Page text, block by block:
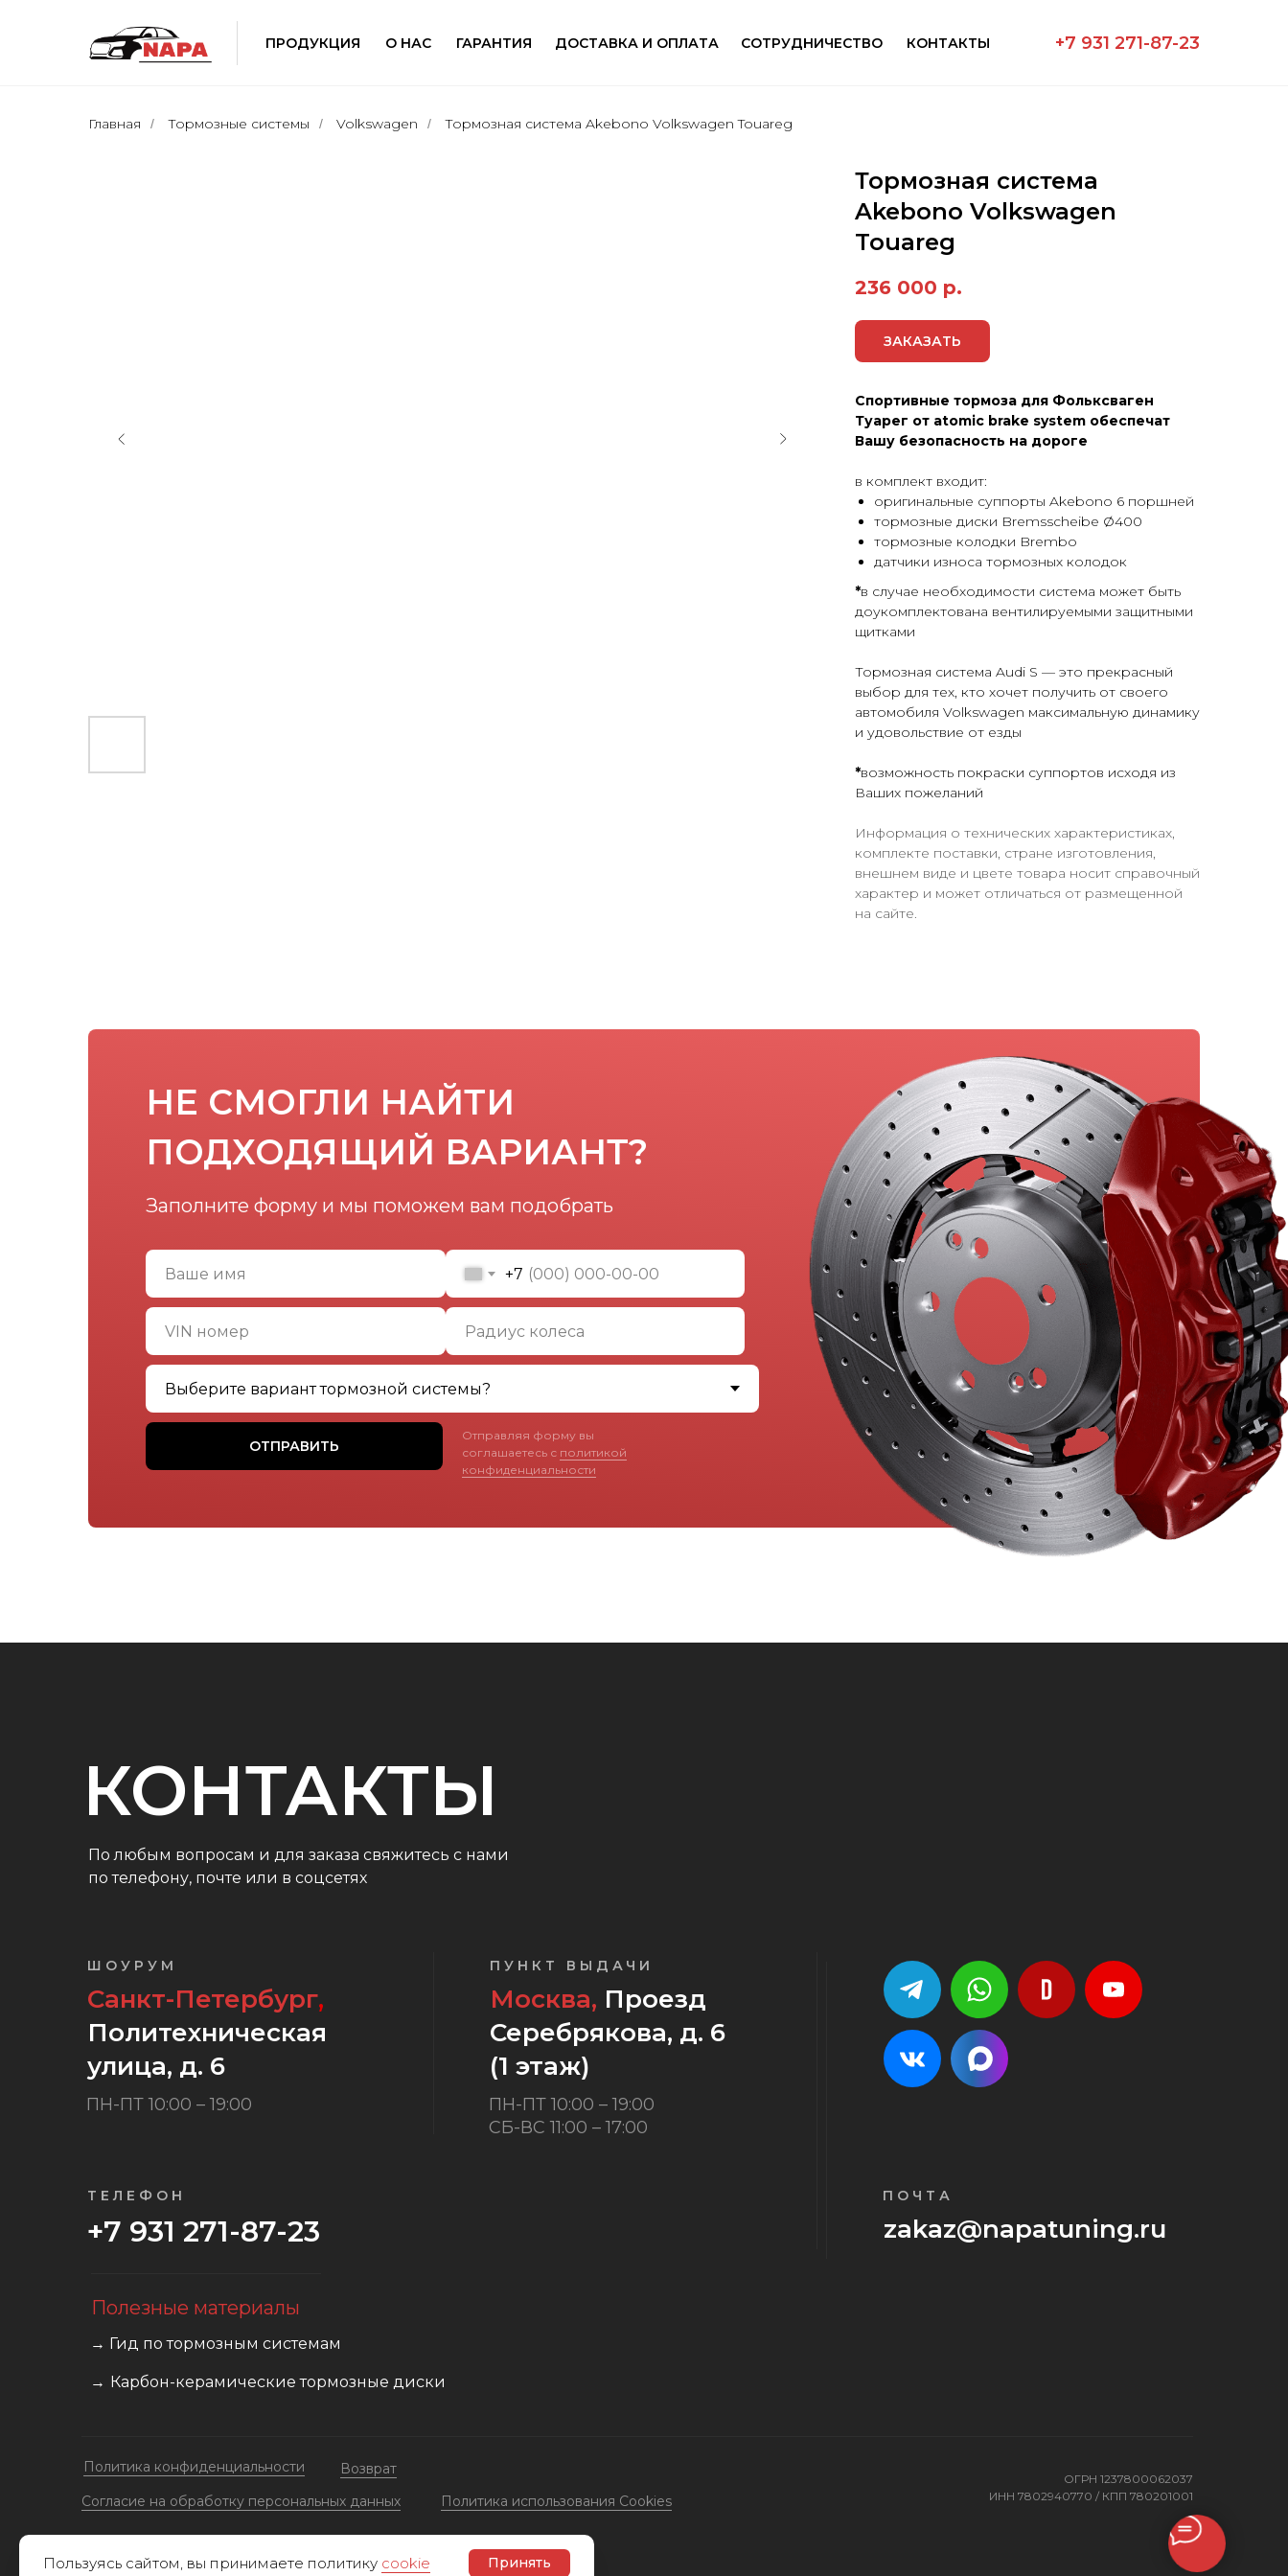
ПРОДУКЦИЯ ГАРАНТИЯ
О НАС КОНТАКТЫ
СОТРУДНИЧЕСТВО
ДОСТАВКА И ОПЛАТА +7 931 271-87-23
Главная / Тормозные системы / Volkswagen / Тормозная сиcтемa Akebono Volkswagen Touareg
Тормозная сиcтемa
Akebono Volkswagen
Touareg
236 000 р.
ЗАКАЗАТЬ
Спортивные тормоза для Фольксваген
Туарег от аtomic brake system обеспечат
Вашу безопасность на дороге
в комплект входит:
оригинальные суппорты Akebono 6 поршней
тормозные диски Bremsscheibe Ø400
тормозные колодки Brembo
датчики износа тормозных колодок
*в случае необходимости система может быть
доукомплектована вентилируемыми защитными
щитками
Тормозная система Audi S — это прекрасный
выбор для тех, кто хочет получить от своего
автомобиля Volkswagen максимальную динамику
и удовольствие от езды
*возможность покраски суппортов исходя из
Ваших пожеланий
Информация о технических характеристиках,
комплекте поставки, стране изготовления,
внешнем виде и цвете товара носит справочный
характер и может отличаться от размещенной
на сайте.
НЕ СМОГЛИ НАЙТИ
ПОДХОДЯЩИЙ ВАРИАНТ?
Заполните форму и мы поможем вам подобрать
+7
ОТПРАВИТЬ
Отправляя форму вы
соглашаетесь с политикой
конфиденциальности
КОНТАКТЫ
+7 931 271-87-23
По любым вопросам и для заказа свяжитесь с нами
по телефону, почте или в соцсетях
zakaz@napatuning.ru
ТЕЛЕФОН ПОЧТА
Политика конфиденциальности
Возврат
Cогласие на обработку персональных данных
Политика использования Cookies
Санкт-Петербург,
Политехническая
улица, д. 6
ШОУРУМ
Москва, Проезд
Серебрякова, д. 6
(1 этаж)
ПУНКТ ВЫДАЧИ
ПН-ПТ 10:00 – 19:00
ОГРН 1237800062037
ИНН 7802940770 / КПП 780201001
ПН-ПТ 10:00 – 19:00
СБ-ВС 11:00 – 17:00
Полезные материалы
→ Гид по тормозным системам
Карбон-керамические тормозные диски
→
Пользуясь сайтом, вы принимаете политику cookie Принять